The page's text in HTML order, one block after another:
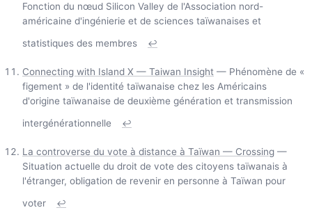
Fonction du nœud Silicon Valley de l'Association nord-
américaine d'ingénierie et de sciences taïwanaises et
statistiques des membres
↩
Connecting with Island X — Taiwan Insight — Phénomène de «
figement » de l'identité taïwanaise chez les Américains
d'origine taïwanaise de deuxième génération et transmission
intergénérationnelle
↩
La controverse du vote à distance à Taïwan — Crossing —
Situation actuelle du droit de vote des citoyens taïwanais à
l'étranger, obligation de revenir en personne à Taïwan pour
voter
↩